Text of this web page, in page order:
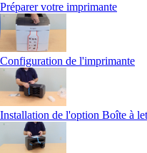
Préparer votre imprimante
Configuration de l'imprimante
Installation de l'option Boîte à